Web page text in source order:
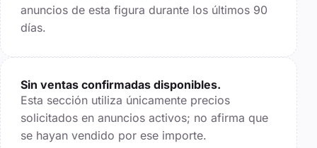
anuncios de esta figura durante los últimos 90
días.
Sin ventas confirmadas disponibles.
Esta sección utiliza únicamente precios
solicitados en anuncios activos; no afirma que
se hayan vendido por ese importe.